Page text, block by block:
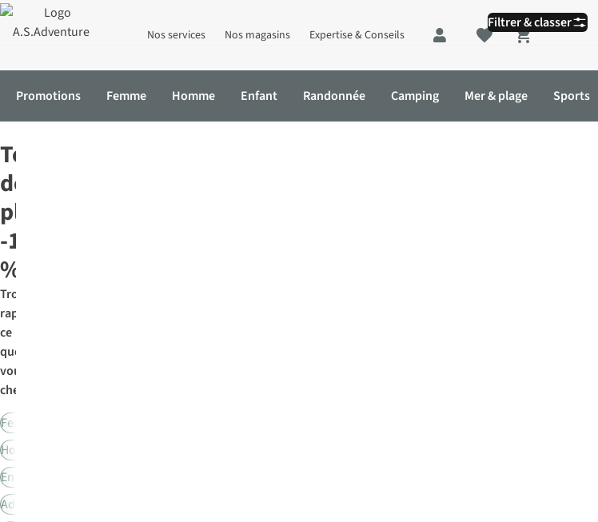
Nos services Nos magasins Expertise & Conseils
Shopping cart
Promotions Femme Homme Enfant Randonnée Camping Mer & plage Sports
Filtrer & classer
Tongs
de
plage
-15
%*
Trouvez
rapidement
ce
que
vous
cherchez:
Femme
Homme
Enfant
Adidas